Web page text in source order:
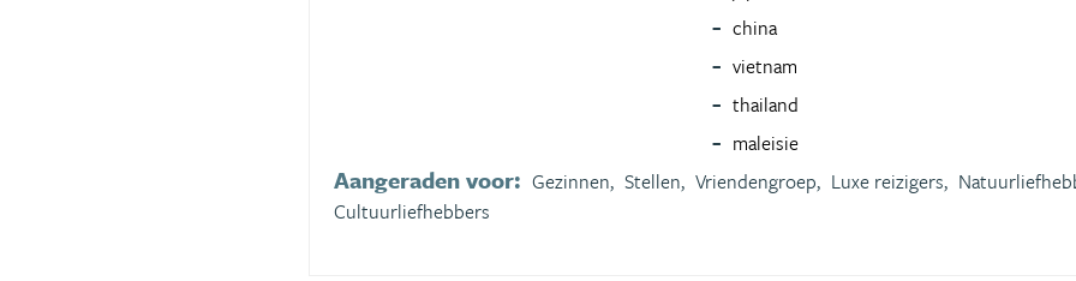
china
vietnam
thailand
maleisie
Aangeraden voor: Gezinnen, Stellen, Vriendengroep, Luxe reizigers,
Cultuurliefhebbers